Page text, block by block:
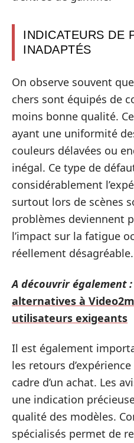
INDICATEURS DE
INADAPTÉS
On observe souvent
chers sont équipés de
moins bonne qualité.
ayant une uniformité
couleurs délavées ou
inégal. Ce type de
considérablement
surtout lors de scènes
problèmes deviennent
l’impact sur la fatigue
réellement désagréable.
A découvrir également :
alternatives à
utilisateurs exigeants
Il est également
les retours
cadre d’un achat. Les
une indication
qualité des modèles.
spécialisés permet de